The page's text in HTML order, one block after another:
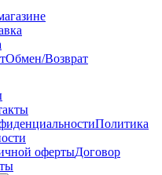
Обмен/Возврат
Политика
Договор